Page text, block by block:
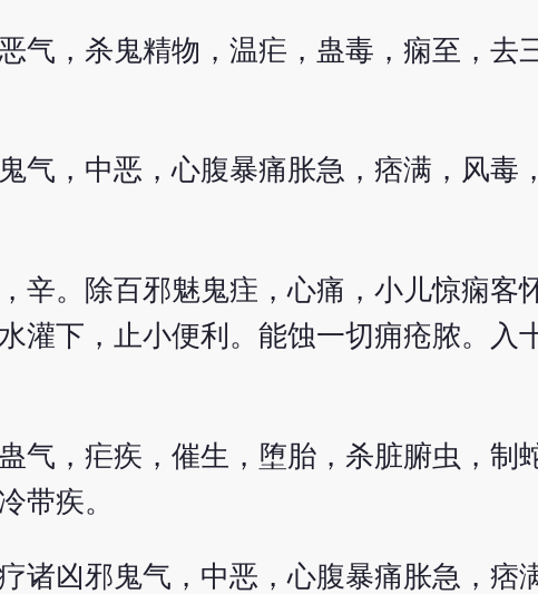
气，杀鬼精物，温疟，蛊毒，痫至，去
气，中恶，心腹暴痛胀急，痞满，风毒
辛。除百邪魅鬼疰，心痛，小儿惊痫客
灌下，止小便利。能蚀一切痈疮脓。入
气，疟疾，催生，堕胎，杀脏腑虫，制
带疾。
诸凶邪鬼气，中恶，心腹暴痛胀急，痞